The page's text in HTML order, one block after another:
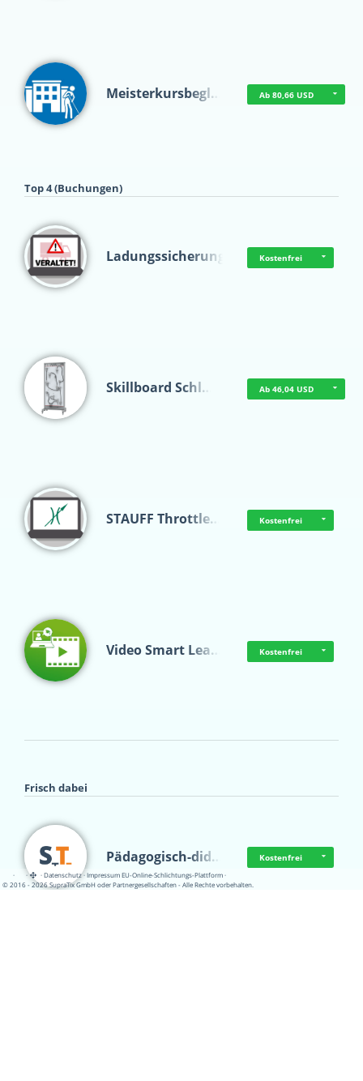
Meisterkursbegl… Ab 80,66 USD
Top 4 (Buchungen)
Ladungssicherung Kostenfrei
Skillboard Schl… Ab 46,04 USD
STAUFF Throttle… Kostenfrei
Video Smart Lea… Kostenfrei
Frisch dabei
Pädagogisch-did… Kostenfrei
· · ·Datenschutz·Impressum EU-Online-Schlichtungs-Plattform·
© 2016 - 2026 SupraTix GmbH oder Partnergesellschaften - Alle Rechte vorbehalten.